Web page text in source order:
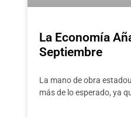
La Economía
Septiembre
La mano de obra
más de lo esperado, ya